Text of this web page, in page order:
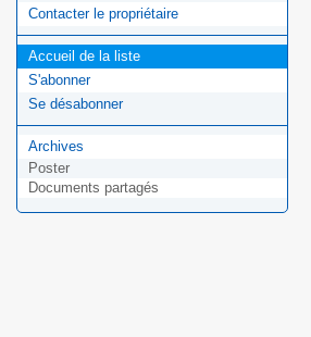
Contacter le propriétaire
Accueil de la liste
S'abonner
Se désabonner
Archives
Poster
Documents partagés